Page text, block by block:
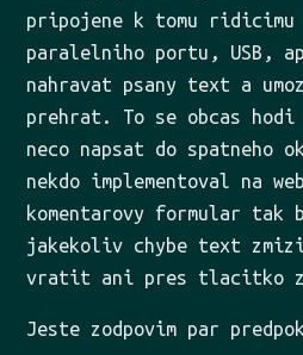
pripojene k tomu
paralelniho portu, USB,
nahravat psany text a
prehrat. To se obcas hodi
neco napsat do spatneho
nekdo implementoval na
komentarovy formular
jakekoliv chybe text zmizi
vratit ani pres tlacitko
Jeste zodpovim par